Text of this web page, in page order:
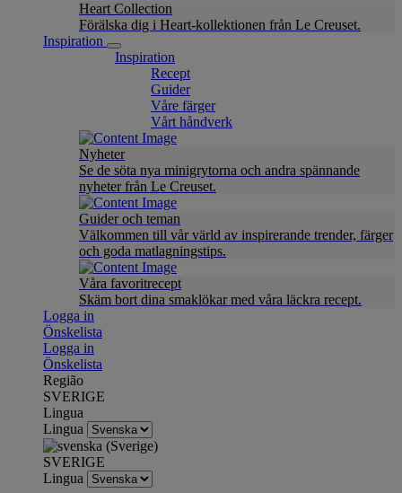
Heart Collection
Förälska dig i Heart-kollektionen från Le Creuset.
Inspiration
Inspiration
Recept
Guider
Våre färger
Vårt håndverk
Nyheter
Se de söta nya minigrytorna och andra spännande
nyheter från Le Creuset.
Guider och teman
Välkommen till vår värld av inspirerande trender, färger
och goda matlagningstips.
Våra favoritrecept
Skäm bort dina smaklökar med våra läckra recept.
Logga in
Önskelista
Logga in
Önskelista
Região
SVERIGE
Lingua
Lingua
SVERIGE
Lingua